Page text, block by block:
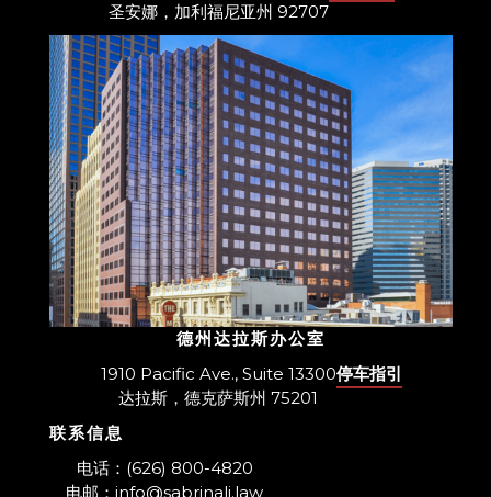
圣安娜，加利福尼亚州 92707
德州达拉斯办公室
1910 Pacific Ave., Suite 13300
达拉斯，德克萨斯州 75201
停车指引
联系信息
​电话：(626) 800-4820
电邮：info@sabrinali.law